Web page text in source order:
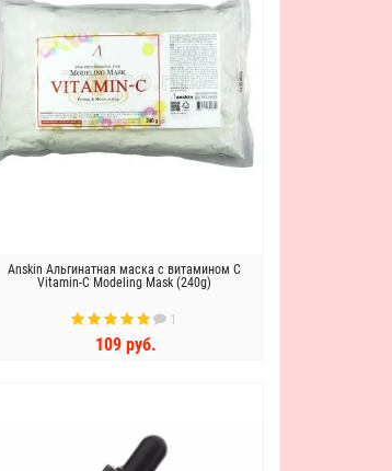
Anskin Альгинатная маска с витамином С
Vitamin-C Modeling Mask (240g)
1
109 руб.